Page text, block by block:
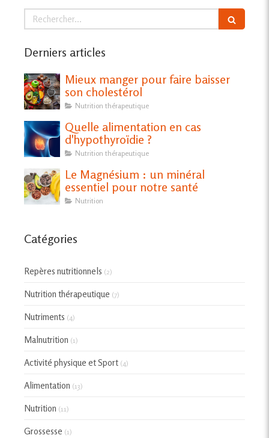
Rechercher
Derniers articles
Mieux manger pour faire baisser
son cholestérol
Nutrition thérapeutique
Quelle alimentation en cas
d'hypothyroïdie ?
Nutrition thérapeutique
Le Magnésium : un minéral
essentiel pour notre santé
Nutrition
Catégories
Repères nutritionnels (2)
Nutrition thérapeutique (7)
Nutriments (4)
Malnutrition (1)
Activité physique et Sport (4)
Alimentation (13)
Nutrition (11)
Grossesse (1)